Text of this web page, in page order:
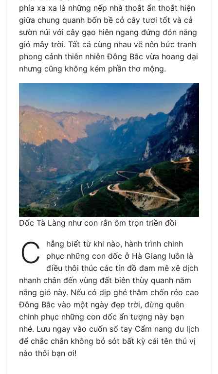
phía xa xa là những nếp nhà thoắt ẩn thoắt hiện
giữa chung quanh bốn bề cỏ cây tươi tốt và cả
sườn núi với cây gạo hiên ngang đứng đón nắng
gió mây trời. Tất cả cùng nhau vẽ nên bức tranh
phong cảnh thiên nhiên Đông Bắc vừa hoang dại
nhưng cũng không kém phần thơ mộng.
Dốc Tà Làng như con rắn ôm trọn triền đồi
C
hẳng biết từ khi nào, hành trình chinh
phục những con dốc ở Hà Giang luôn là
điều thôi thúc các tín đồ đam mê xê dịch
nhanh chân đến vùng đất biên thùy quanh năm
nắng gió này. Nếu có dịp ghé thăm chốn rẻo cao
Đông Bắc vào một ngày đẹp trời, đừng quên
chinh phục những con dốc ấn tượng này bạn
nhé. Lưu ngay vào cuốn sổ tay Cẩm nang du lịch
để chắc chắn không bỏ sót bất kỳ cái tên thú vị
nào thôi bạn ơi!